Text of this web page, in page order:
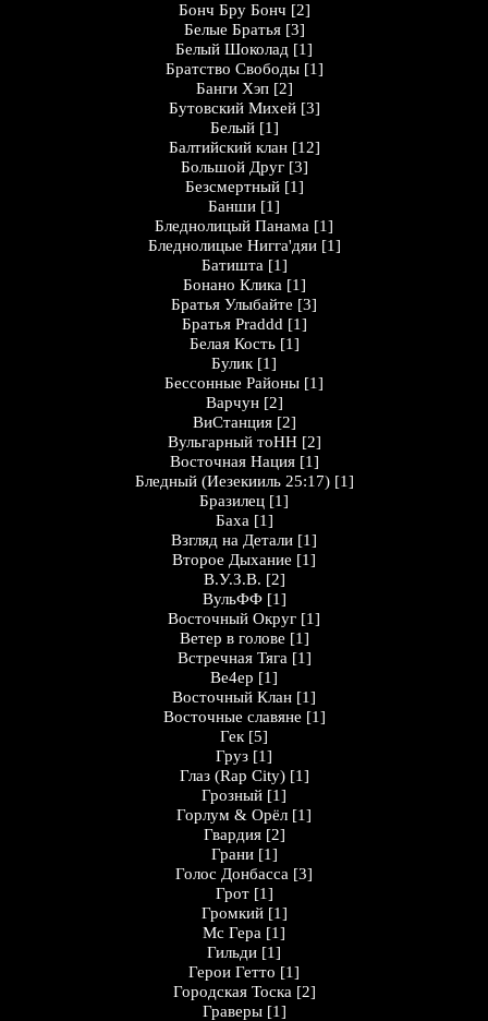
Бонч Бру Бонч [2]
Белые Братья [3]
Белый Шоколад [1]
Братство Свободы [1]
Банги Хэп [2]
Бутовский Михей [3]
Белый [1]
Балтийский клан [12]
Большой Друг [3]
Безсмертный [1]
Банши [1]
Бледнолицый Панама [1]
Бледнолицые Нигга'дяи [1]
Батишта [1]
Бонано Клика [1]
Братья Улыбайте [3]
Братья Praddd [1]
Белая Кость [1]
Булик [1]
Бессонные Районы [1]
Варчун [2]
ВиСтанция [2]
Вульгарный тоНН [2]
Восточная Нация [1]
Бледный (Иезекииль 25:17) [1]
Бразилец [1]
Баха [1]
Взгляд на Детали [1]
Второе Дыхание [1]
В.У.З.В. [2]
ВульФФ [1]
Восточный Округ [1]
Ветер в голове [1]
Встречная Тяга [1]
Ве4ер [1]
Восточный Клан [1]
Восточные славяне [1]
Гек [5]
Груз [1]
Глаз (Rap City) [1]
Грозный [1]
Горлум & Орёл [1]
Гвардия [2]
Грани [1]
Голос Донбасса [3]
Грот [1]
Громкий [1]
Мс Гера [1]
Гильди [1]
Герои Гетто [1]
Городская Тоска [2]
Граверы [1]